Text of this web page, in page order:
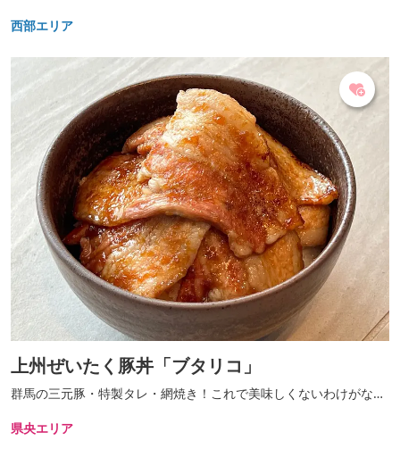
用していて、甘めの割下と玉子とじのすき煮スタイルで提供されま
が味わえる人気メニューです。 レトロな雰囲気のお店で、昔ながら
の定食メニューも楽しめます。 定休日：不定休
西部エリア
上州ぜいたく豚丼「ブタリコ」
群馬の三元豚・特製タレ・網焼き！これで美味しくないわけがな
県央エリア